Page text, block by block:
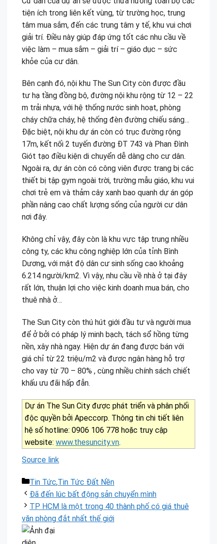
tiện ích trong liên kết vùng, từ trường học, trung
tâm mua sắm, đến các trung tâm y tế, khu vui chơi
giải trí. Điều này giúp đáp ứng tốt các nhu cầu về
việc làm – mua sắm – giải trí – giáo dục – sức
khỏe của cư dân.
Bên cạnh đó, nội khu The Sun City còn được đầu
tư hạ tầng đồng bộ, đường nội khu rộng từ 12 – 22
m trải nhựa, với hệ thống nước sinh hoạt, phòng
cháy chữa cháy, hệ thống đèn đường chiếu sáng…
Đặc biệt, nội khu dự án còn có trục đường rộng
17m, kết nối 2 tuyến đường ĐT 743 và Phan Đình
Giót tạo điều kiện di chuyển dễ dàng cho cư dân.
Ngoài ra, dự án còn có công viên được trang bị các
thiết bị tập gym ngoài trời, trường mẫu giáo, khu vui
chơi trẻ em và thảm cây xanh bao quanh dự án góp
phần nâng cao chất lượng sống của người cư dân
nơi đây.
Không chỉ vậy, đây còn là khu vực tập trung nhiều
công ty, các khu công nghiệp lớn của tỉnh Bình
Dương, với mật độ dân cư sinh sống cao khoảng
6.214 người/km2. Vì vậy, nhu cầu về nhà ở tại đây
rất lớn, thuận lợi cho việc kinh doanh mua bán, cho
thuê nhà ở…
The Sun City còn thú hút giới đầu tư và người mua
để ở bởi có pháp lý minh bạch, tách sổ hồng từng
nền, xây nhà ngay. Hiện dự án đang được bán với
giá chỉ từ 22 triệu/m2 và được ngân hàng hỗ trợ
cho vay từ 70 – 80% , cùng nhiều chính sách chiết
khấu ưu đãi hấp đẫn.
Dự án The Sun City được phát triển và phân phối
độc quyền bởi Apeccorp. Thông tin chi tiết liên
hệ số hotline: 0906 106 778 hoặc truy cập
website: www.thesuncity.vn.
Source link
Danh
mục
Tin Tức,Tin Tức Đất Nền
Đã đến lúc bất động sản chuyển mình
TP HCM là một trong 40 thành phố có giá thuê
văn phòng đắt nhất thế giới